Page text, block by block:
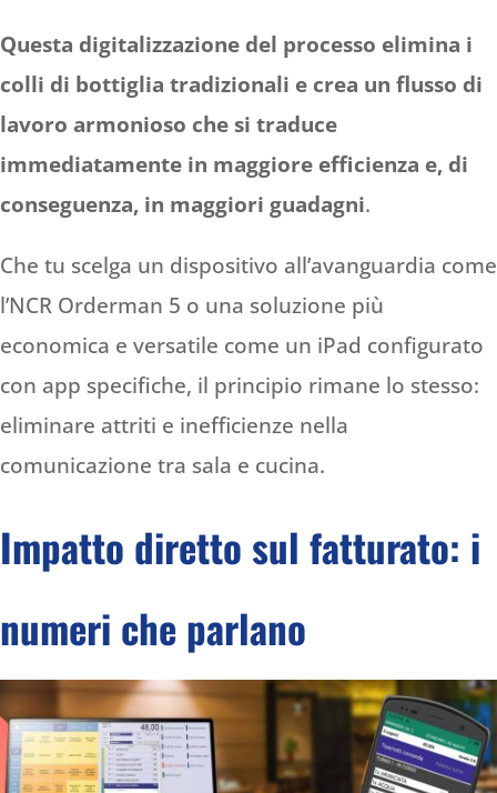
Questa digitalizzazione del processo elimina i
colli di bottiglia tradizionali e crea un flusso di
lavoro armonioso che si traduce
immediatamente in maggiore efficienza e, di
conseguenza, in maggiori guadagni.
Che tu scelga un dispositivo all’avanguardia come
l’NCR Orderman 5 o una soluzione più
economica e versatile come un iPad configurato
con app specifiche, il principio rimane lo stesso:
eliminare attriti e inefficienze nella
comunicazione tra sala e cucina.
Impatto diretto sul fatturato: i
numeri che parlano